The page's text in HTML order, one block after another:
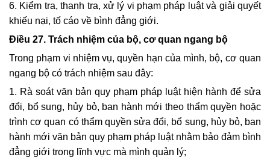
6. Kiểm tra, thanh tra, xử lý vi phạm pháp luật và giải quyết
khiếu nại, tố cáo về bình đẳng giới.
Điều 27. Trách nhiệm của bộ, cơ quan ngang bộ
Trong phạm vi nhiệm vụ, quyền hạn của mình, bộ, cơ quan
ngang bộ có trách nhiệm sau đây:
1. Rà soát văn bản quy phạm pháp luật hiện hành để sửa
đổi, bổ sung, hủy bỏ, ban hành mới theo thẩm quyền hoặc
trình cơ quan có thẩm quyền sửa đổi, bổ sung, hủy bỏ, ban
hành mới văn bản quy phạm pháp luật nhằm bảo đảm bình
đẳng giới trong lĩnh vực mà mình quản lý;